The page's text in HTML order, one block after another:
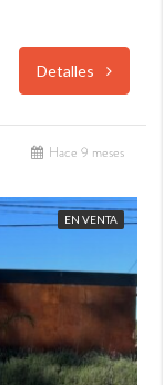
Detalles
Hace 9 meses
EN VENTA